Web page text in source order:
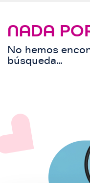
NADA
No hemos
búsqueda...